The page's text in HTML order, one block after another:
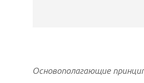
Основополагающие